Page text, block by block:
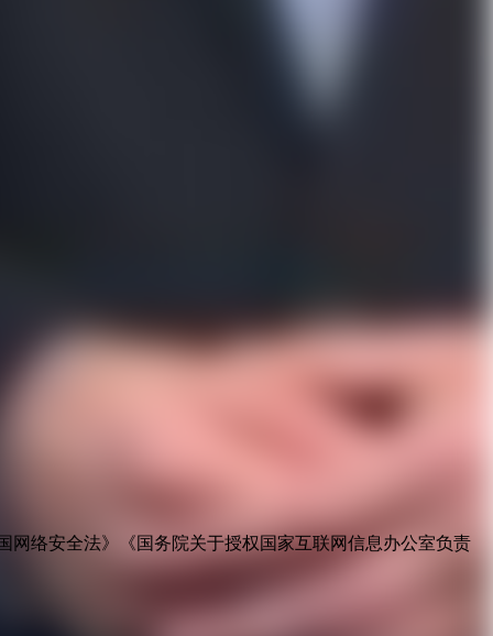
络安全法》《国务院关于授权国家互联网信息办公室负责